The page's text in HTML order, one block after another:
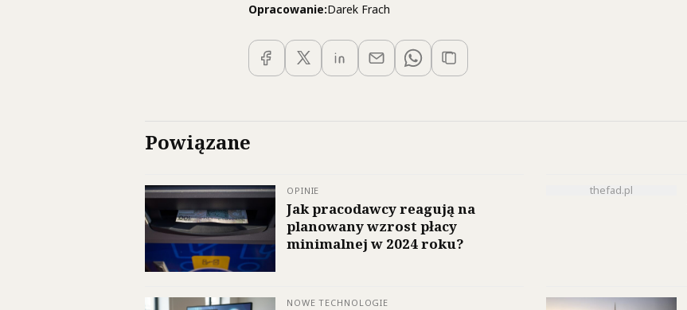
Opracowanie:Darek Frach
Powiązane
OPINIE
Jak pracodawcy reagują na
planowany wzrost płacy
minimalnej w 2024 roku?
thefad.pl
NOWE TECHNOLOGIE